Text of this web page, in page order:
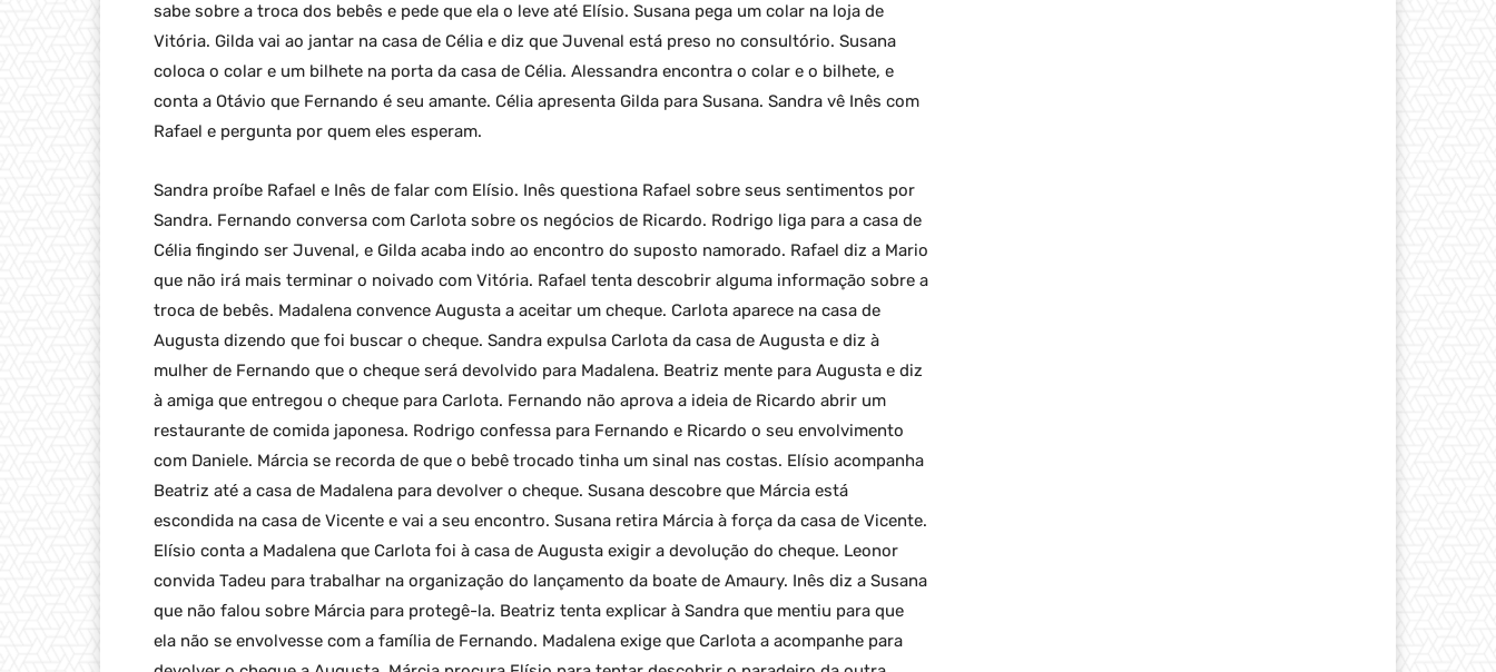
sabe sobre a troca dos bebês e pede que ela o leve até Elísio. Susana pega um colar na loja de
Vitória. Gilda vai ao jantar na casa de Célia e diz que Juvenal está preso no consultório. Susana
coloca o colar e um bilhete na porta da casa de Célia. Alessandra encontra o colar e o bilhete, e
conta a Otávio que Fernando é seu amante. Célia apresenta Gilda para Susana. Sandra vê Inês com
Rafael e pergunta por quem eles esperam.
Sandra proíbe Rafael e Inês de falar com Elísio. Inês questiona Rafael sobre seus sentimentos por
Sandra. Fernando conversa com Carlota sobre os negócios de Ricardo. Rodrigo liga para a casa de
Célia fingindo ser Juvenal, e Gilda acaba indo ao encontro do suposto namorado. Rafael diz a Mario
que não irá mais terminar o noivado com Vitória. Rafael tenta descobrir alguma informação sobre a
troca de bebês. Madalena convence Augusta a aceitar um cheque. Carlota aparece na casa de
Augusta dizendo que foi buscar o cheque. Sandra expulsa Carlota da casa de Augusta e diz à
mulher de Fernando que o cheque será devolvido para Madalena. Beatriz mente para Augusta e diz
à amiga que entregou o cheque para Carlota. Fernando não aprova a ideia de Ricardo abrir um
restaurante de comida japonesa. Rodrigo confessa para Fernando e Ricardo o seu envolvimento
com Daniele. Márcia se recorda de que o bebê trocado tinha um sinal nas costas. Elísio acompanha
Beatriz até a casa de Madalena para devolver o cheque. Susana descobre que Márcia está
escondida na casa de Vicente e vai a seu encontro. Susana retira Márcia à força da casa de Vicente.
Elísio conta a Madalena que Carlota foi à casa de Augusta exigir a devolução do cheque. Leonor
convida Tadeu para trabalhar na organização do lançamento da boate de Amaury. Inês diz a Susana
que não falou sobre Márcia para protegê-la. Beatriz tenta explicar à Sandra que mentiu para que
ela não se envolvesse com a família de Fernando. Madalena exige que Carlota a acompanhe para